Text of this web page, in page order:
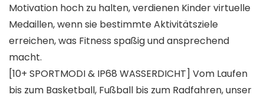
Motivation hoch zu halten, verdienen Kinder virtuelle
Medaillen, wenn sie bestimmte Aktivitätsziele
erreichen, was Fitness spaßig und ansprechend
macht.
[10+ SPORTMODI & IP68 WASSERDICHT] Vom Laufen
bis zum Basketball, Fußball bis zum Radfahren, unser